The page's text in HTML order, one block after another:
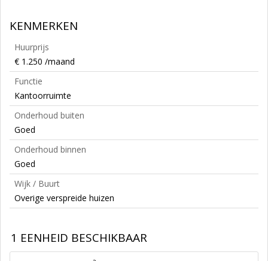
KENMERKEN
Huurprijs
€ 1.250 /maand
Functie
Kantoorruimte
Onderhoud buiten
Goed
Onderhoud binnen
Goed
Wijk / Buurt
Overige verspreide huizen
1 EENHEID BESCHIKBAAR